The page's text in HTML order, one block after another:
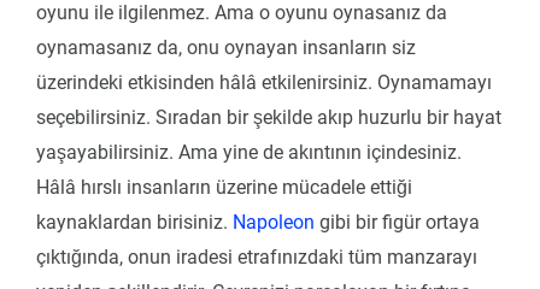
oyunu ile ilgilenmez. Ama o oyunu oynasanız da
oynamasanız da, onu oynayan insanların siz
üzerindeki etkisinden hâlâ etkilenirsiniz. Oynamamayı
seçebilirsiniz. Sıradan bir şekilde akıp huzurlu bir hayat
yaşayabilirsiniz. Ama yine de akıntının içindesiniz.
Hâlâ hırslı insanların üzerine mücadele ettiği
kaynaklardan birisiniz. Napoleon gibi bir figür ortaya
çıktığında, onun iradesi etrafınızdaki tüm manzarayı